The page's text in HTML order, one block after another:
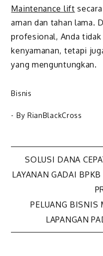
Maintenance lift
aman dan tahan lama.
profesional, Anda tidak
kenyamanan, tetapi
yang menguntungkan.
Bisnis
- By RianBlackCross
Navigasi
SOLUSI DANA
LAYANAN GADAI
PELUANG BISNIS
LAPANGAN